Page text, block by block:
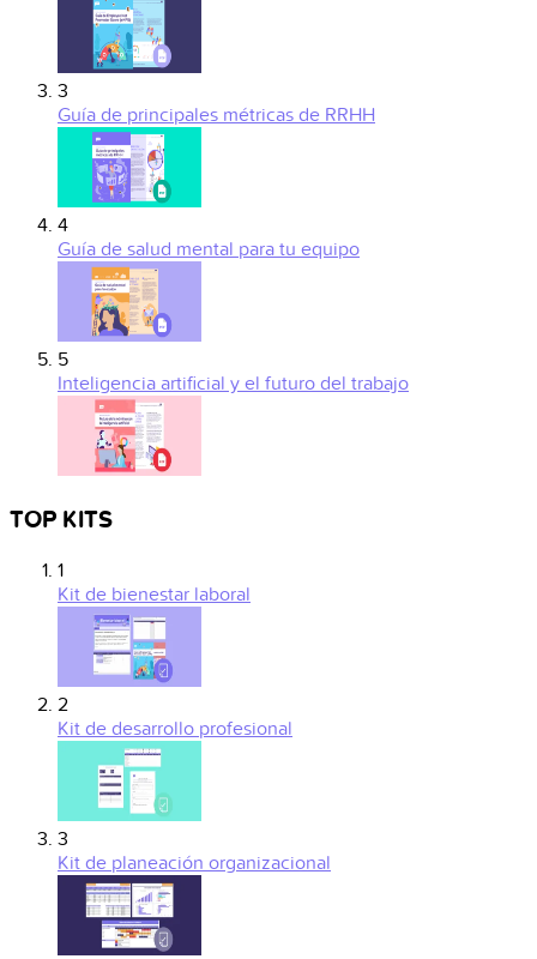
3
Guía de principales métricas de RRHH
4
Guía de salud mental para tu equipo
5
Inteligencia artificial y el futuro del trabajo
TOP KITS
1
Kit de bienestar laboral
2
Kit de desarrollo profesional
3
Kit de planeación organizacional